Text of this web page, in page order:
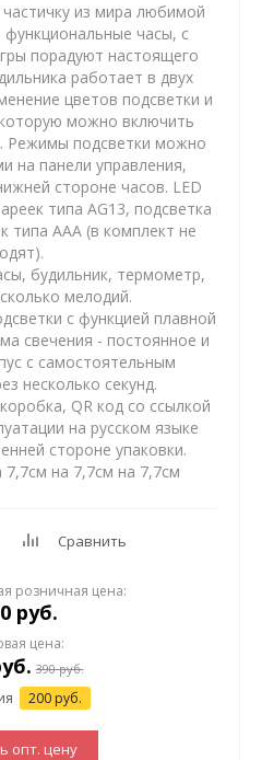
из мира любимой
часы, с
порадуют настоящего
работает в двух
цветов подсветки и
можно включить
Режимы подсветки можно
на панели управления,
стороне часов. LED
типа AG13, подсветка
типа AAA (в комплект не
будильник, термометр,
мелодий.
с функцией плавной
свечения - постоянное и
с самостоятельным
несколько секунд.
QR код со ссылкой
на русском языке
стороне упаковки.
7,7см на 7,7см на 7,7см
Сравнить
розничная цена:
руб.
цена:
390руб.
200 руб.
опт. цену